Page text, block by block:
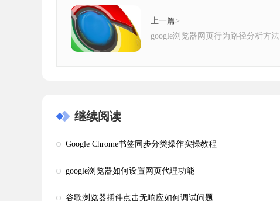
上一篇>
google浏览器网页行为路径分析方法
继续阅读
Google Chrome书签同步分类操作实操教程
google浏览器如何设置网页代理功能
谷歌浏览器插件点击无响应如何调试问题